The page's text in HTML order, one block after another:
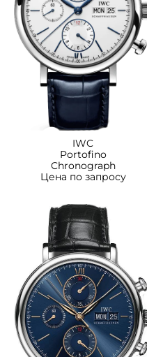
IWC
Portofino
Chronograph
Цена по запросу